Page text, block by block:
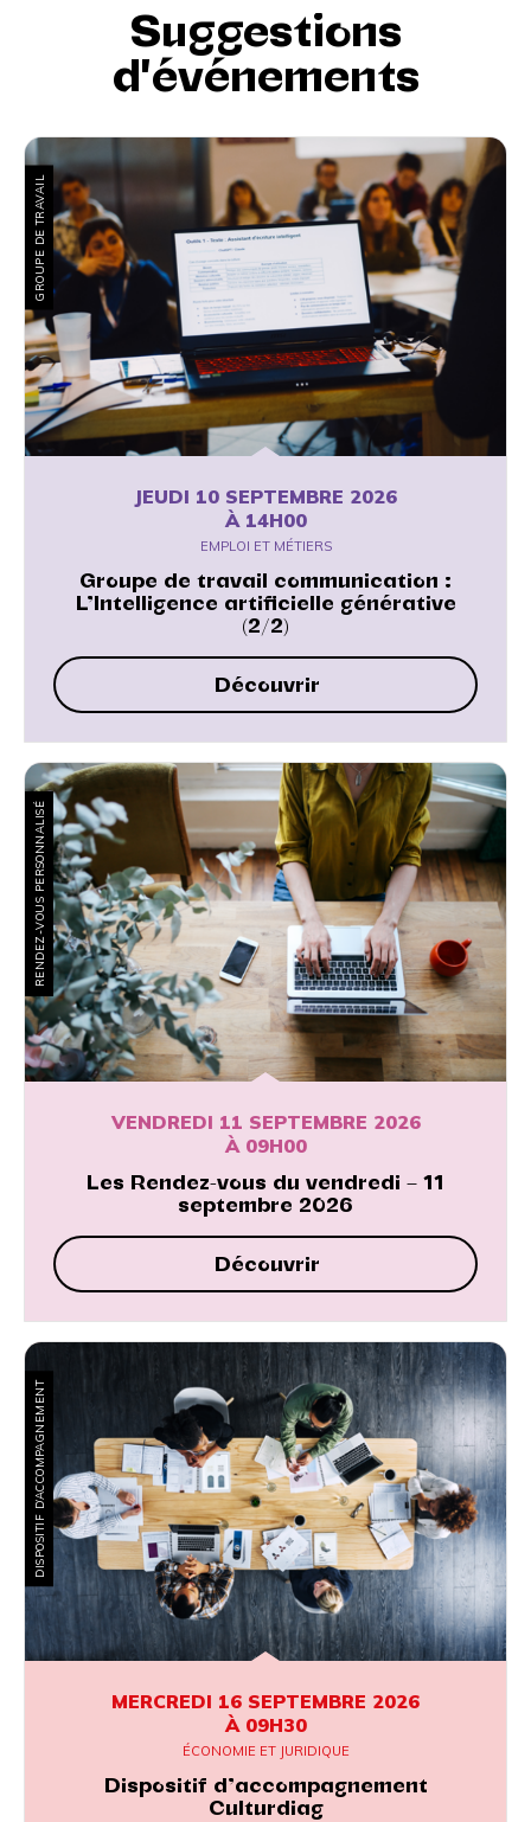
Suggestions
d'événements
GROUPE DE TRAVAIL
JEUDI 10 SEPTEMBRE 2026
À 14H00
EMPLOI ET MÉTIERS
Groupe de travail communication :
L’Intelligence artificielle générative
(2/2)
Découvrir
RENDEZ-VOUS PERSONNALISÉ
VENDREDI 11 SEPTEMBRE 2026
À 09H00
Les Rendez-vous du vendredi – 11
septembre 2026
Découvrir
DISPOSITIF D’ACCOMPAGNEMENT
MERCREDI 16 SEPTEMBRE 2026
À 09H30
ÉCONOMIE ET JURIDIQUE
Dispositif d’accompagnement
Culturdiag